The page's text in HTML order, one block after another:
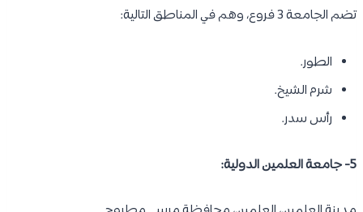
تضم الجامعة 3 فروع، وهم في المناطق التالية:
الطور.
شرم الشيخ.
رأس سدر.
5- جامعة العلمين الدولية: